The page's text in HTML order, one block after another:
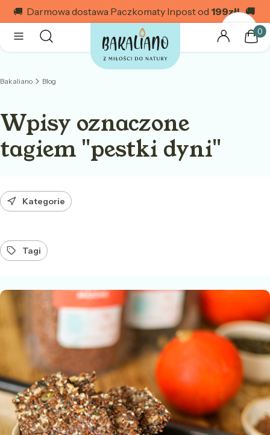
🚚 Darmowa dostawa Paczkomaty Inpost od 199zł! 🚚
Menu Otwórz wyszukiwarkę
Szukaj Zaloguj się
Bakaliano Blog
Wpisy oznaczone
tagiem "pestki dyni"
Kategorie
Tagi